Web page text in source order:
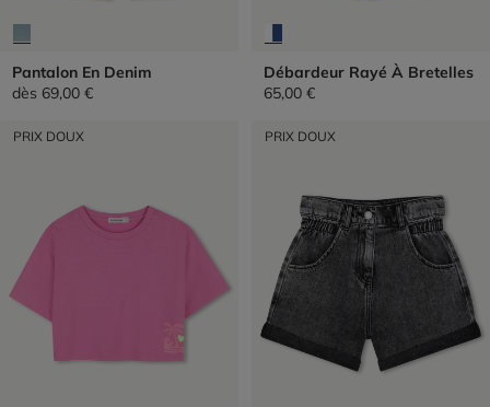
Pantalon En Denim
dès 69,00 €
Débardeur Rayé À Bretelles
65,00 €
PRIX DOUX PRIX DOUX